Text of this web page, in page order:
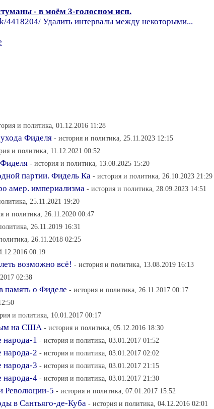
- в моём 3-голосном исп.
Удалить интервалы между некоторыми...
и политика, 01.12.2016 11:28
Фиделя - история и политика, 25.11.2023 12:15
и политика, 11.12.2021 00:52
- история и политика, 13.08.2025 15:20
партии. Фидель Ка - история и политика, 26.10.2023 21:29
амер. империализма - история и политика, 28.09.2023 14:51
25.11.2021 19:20
и политика, 26.11.2020 00:47
26.11.2019 16:31
26.11.2018 02:25
00:19
возможно всё! - история и политика, 13.08.2019 16:13
02:38
память о Фиделе - история и политика, 26.11.2017 00:17
и политика, 10.01.2017 00:17
на США - история и политика, 05.12.2016 18:30
народа-1 - история и политика, 03.01.2017 01:52
народа-2 - история и политика, 03.01.2017 02:02
народа-3 - история и политика, 03.01.2017 21:15
народа-4 - история и политика, 03.01.2017 21:30
Революции-5 - история и политика, 07.01.2017 15:52
в Сантьяго-де-Куба - история и политика, 04.12.2016 02:01